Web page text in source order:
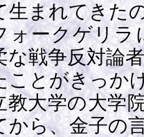
生まれてきた
ークゲリラ
な戦争反対論
ことがきっか
大学の大学院
から、金子の